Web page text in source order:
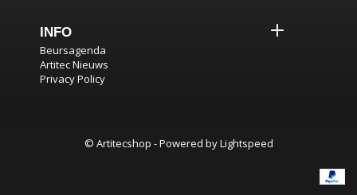
INFO
Beursagenda
Artitec Nieuws
Privacy Policy
© Artitecshop - Powered byLightspeed